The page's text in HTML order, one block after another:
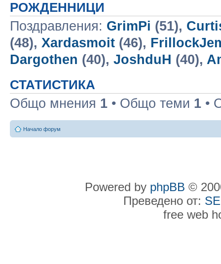
РОЖДЕННИЦИ
Поздравления: GrimPi (51),
(48), Xardasmoit (46),
Dargothen (40), JoshduH (40),
СТАТИСТИКА
Общо мнения 1 • Общо теми 1 •
Начало форум
Powered by phpBB ©
Преведено от:
free web